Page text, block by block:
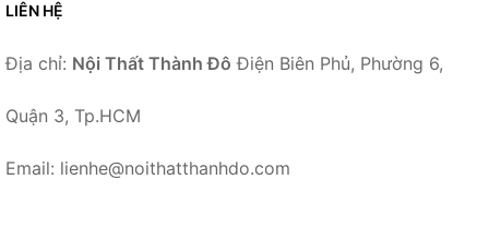
LIÊN HỆ
Địa chỉ: Nội Thất Thành Đô Điện Biên Phủ, Phường 6,
Quận 3, Tp.HCM
Email: lienhe@noithatthanhdo.com